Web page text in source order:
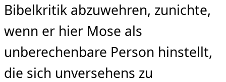
Bibelkritik abzuwehren, zunichte,
wenn er hier Mose als
unberechenbare Person hinstellt,
die sich unversehens zu